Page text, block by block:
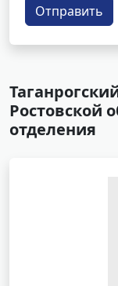
Отправить
Ростовской
отделения